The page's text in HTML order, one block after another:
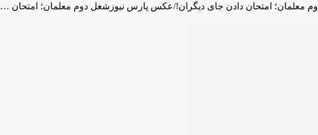
معلمان؛ امتحان دادن جای دیگران!/عکس پارس نیوزشغل دوم معلمان؛ امتحان …